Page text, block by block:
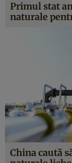
Primul stat
naturale
China caută